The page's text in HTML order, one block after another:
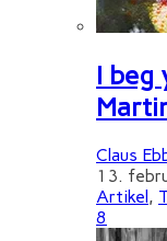
I beg
Claus
13.
Artikel,
8